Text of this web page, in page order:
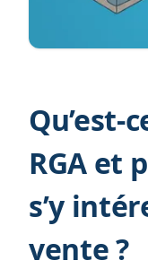
Qu’est-
RGA et
s’y
vente ?